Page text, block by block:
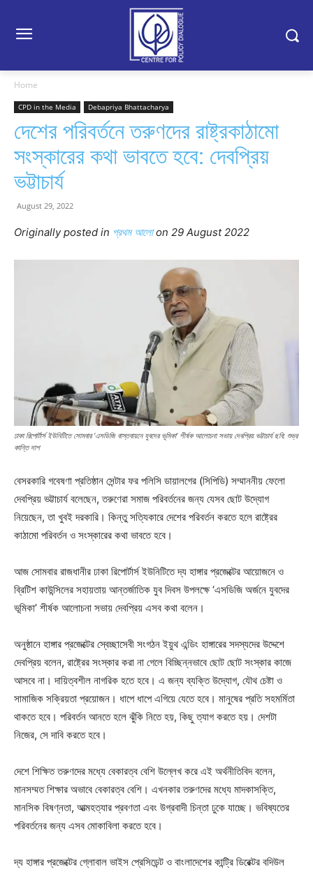
Home
CPD in the Media Debapriya Bhattacharya
দেশের পরিবর্তনে তরুণদের রাষ্ট্রকাঠামো
সংস্কারের কথা ভাবতে হবে: দেবপ্রিয়
ভট্টাচার্য
August 29, 2022
Originally posted in প্রথম আলোon 29 August 2022
ঢাকা রিপোর্টার্স ইউনিটিতে সোমবার ‘এসডিজি বাস্তবায়নে যুবদের ভূমিকা’ শীর্ষক আলোচনা সভায় দেবপ্রিয় ভট্টাচার্য ছবি: শুভ্র
কান্তি দাশ
বেসরকারি গবেষণা প্রতিষ্ঠান সেন্টার ফর পলিসি ডায়ালগের (সিপিডি) সম্মাননীয় ফেলো
দেবপ্রিয় ভট্টাচার্য বলেছেন, তরুণেরা সমাজ পরিবর্তনের জন্য যেসব ছোট উদ্যোগ
নিয়েছেন, তা খুবই দরকারি। কিন্তু সত্যিকারে দেশের পরিবর্তন করতে হলে রাষ্ট্রের
কাঠামো পরিবর্তন ও সংস্কারের কথা ভাবতে হবে।
আজ সোমবার রাজধানীর ঢাকা রিপোর্টার্স ইউনিটিতে দ্য হাঙ্গার প্রজেক্টের আয়োজনে ও
ব্রিটিশ কাউন্সিলের সহায়তায় আন্তর্জাতিক যুব দিবস উপলক্ষে ‘এসডিজি অর্জনে যুবদের
ভূমিকা’ শীর্ষক আলোচনা সভায় দেবপ্রিয় এসব কথা বলেন।
অনুষ্ঠানে হাঙ্গার প্রজেক্টের স্বেচ্ছাসেবী সংগঠন ইয়ুথ এন্ডিং হাঙ্গারের সদস্যদের উদ্দেশে
দেবপ্রিয় বলেন, রাষ্ট্রের সংস্কার করা না গেলে বিচ্ছিন্নভাবে ছোট ছোট সংস্কার কাজে
আসবে না। দায়িত্বশীল নাগরিক হতে হবে। এ জন্য ব্যক্তি উদ্যোগ, যৌথ চেষ্টা ও
সামাজিক সক্রিয়তা প্রয়োজন। ধাপে ধাপে এগিয়ে যেতে হবে। মানুষের প্রতি সহমর্মিতা
থাকতে হবে। পরিবর্তন আনতে হলে ঝুঁকি নিতে হয়, কিছু ত্যাগ করতে হয়। দেশটা
নিজের, সে দাবি করতে হবে।
দেশে শিক্ষিত তরুণদের মধ্যে বেকারত্ব বেশি উল্লেখ করে এই অর্থনীতিবিদ বলেন,
মানসম্মত শিক্ষার অভাবে বেকারত্ব বেশি। এখনকার তরুণদের মধ্যে মাদকাসক্তি,
মানসিক বিষণ্নতা, আত্মহত্যার প্রবণতা এবং উগ্রবাদী চিন্তা ঢুকে যাচ্ছে। ভবিষ্যতের
পরিবর্তনের জন্য এসব মোকাবিলা করতে হবে।
দ্য হাঙ্গার প্রজেক্টের গ্লোবাল ভাইস প্রেসিডেন্ট ও বাংলাদেশের কান্ট্রি ডিরেক্টর বদিউল